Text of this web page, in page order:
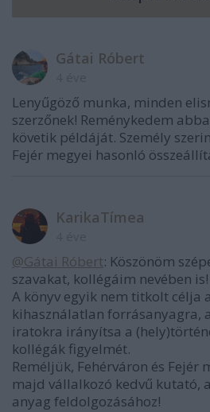
Gátai Róbert
Lenyűgöző munka, minden
szerzőnek! Reménykedem
követik példáját. Személy
Fejér megyei hasonló
KarikaTímea
@Gátai Róbert: Köszönöm
szavakat, kollégáim nevében is!
A könyv egyik nem titkolt célja
kihasználatlan forrásanyagra,
iratokra irányítsa a
kollégák figyelmét.
Reméljük, Fehérváron és Fejér
majd vállalkozó kedvű kutató,
anyag feldolgozásához!